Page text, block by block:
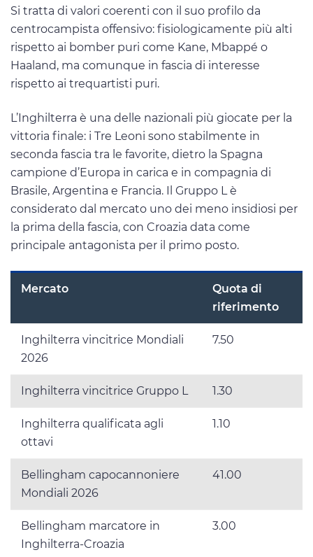
Si tratta di valori coerenti con il suo profilo da
centrocampista offensivo: fisiologicamente più alti
rispetto ai bomber puri come Kane, Mbappé o
Haaland, ma comunque in fascia di interesse
rispetto ai trequartisti puri.
L’Inghilterra è una delle nazionali più giocate per la
vittoria finale: i Tre Leoni sono stabilmente in
seconda fascia tra le favorite, dietro la Spagna
campione d’Europa in carica e in compagnia di
Brasile, Argentina e Francia. Il Gruppo L è
considerato dal mercato uno dei meno insidiosi per
la prima della fascia, con Croazia data come
principale antagonista per il primo posto.
Mercato
Quota di
riferimento
Inghilterra vincitrice Mondiali
2026
7.50
Inghilterra vincitrice Gruppo L 1.30
Inghilterra qualificata agli
ottavi
1.10
Bellingham capocannoniere
Mondiali 2026
41.00
Bellingham marcatore in
Inghilterra-Croazia
3.00